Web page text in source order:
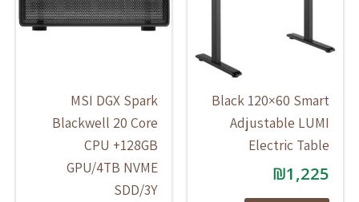
Black 120×60 Smart
Adjustable LUMI
Electric Table
₪1,225
MSI DGX Spark
Blackwell 20 Core
CPU +128GB
GPU/4TB NVME
SDD/3Y